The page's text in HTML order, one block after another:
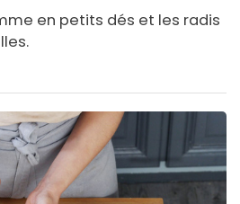
en petits dés et les radis